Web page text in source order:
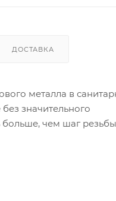
ДОСТАВКА
металла в
значительного
чем шаг резьбы